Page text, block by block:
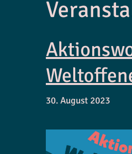
30. August 2023